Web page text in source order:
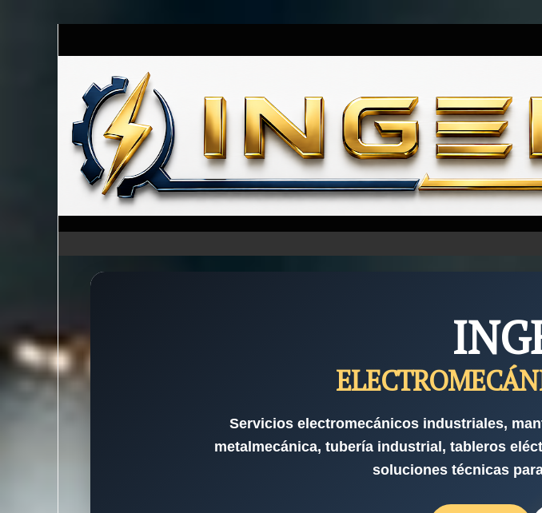
Servicios electromecánicos industriales,
metalmecánica, tubería industrial, tableros
soluciones técnicas